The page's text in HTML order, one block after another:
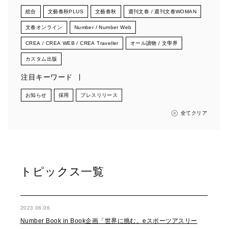
総合 文藝春秋PLUS 文藝春秋 週刊文春 / 週刊文春WOMAN
文春オンライン Number / Number Web
CREA / CREA WEB / CREA Traveller オール讀物 / 文學界
カスタム出版
注目キーワード
お知らせ 採用 プレスリリース
全てクリア
トピックス一覧
2023.06.06
Number Book in Book企画「世界に挑む。eスポーツアスリー